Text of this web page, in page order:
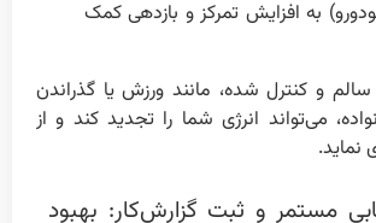
به افزایش تمرکز و بازدهی کمک
و کنترل شده، مانند ورزش یا گذراندن
می‌تواند انرژی شما را تجدید کند و از
نماید.
مستمر و ثبت گزارش‌کار: بهبود